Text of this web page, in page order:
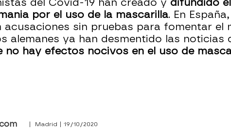
del Covid-19 han creado y difundido
por el uso de la mascarilla. En
acusaciones sin pruebas para fomentar el
alemanes ya han desmentido las noticias
no hay efectos nocivos en el uso de
| Madrid | 19/10/2020